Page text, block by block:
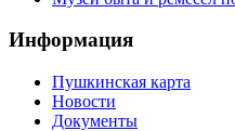
Информация
Пушкинская карта
Новости
Документы